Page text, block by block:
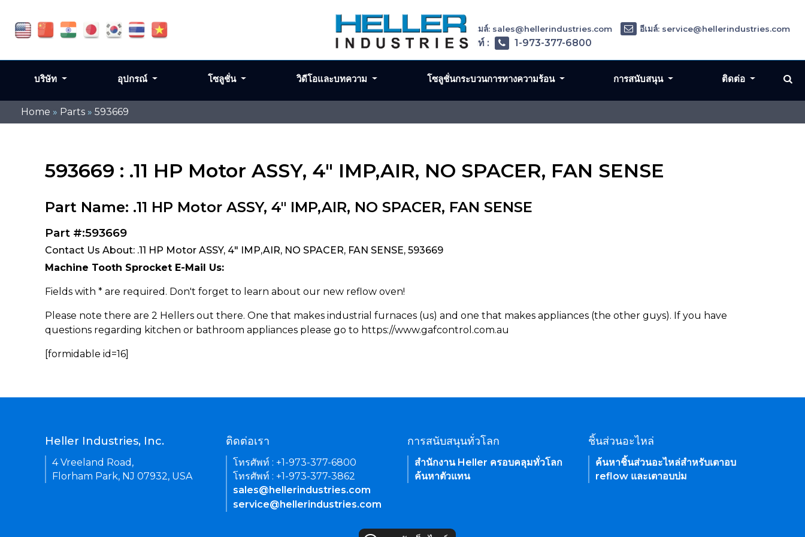
Home » Parts » 593669
593669 : .11 HP Motor ASSY, 4" IMP,AIR, NO SPACER, FAN SENSE
Part Name: .11 HP Motor ASSY, 4" IMP,AIR, NO SPACER, FAN SENSE
Part #:593669
Contact Us About: .11 HP Motor ASSY, 4" IMP,AIR, NO SPACER, FAN SENSE, 593669
Machine Tooth Sprocket E-Mail Us:
Fields with * are required. Don't forget to learn about our new reflow oven!
Please note there are 2 Hellers out there. One that makes industrial furnaces (us) and one that makes appliances (the other guys). If you have
questions regarding kitchen or bathroom appliances please go to https://www.gafcontrol.com.au
[formidable id=16]
อีเมล์: sales@hellerindustries.com อีเมล์: service@hellerindustries.com
โทรศัพท์ : 1-973-377-6800
บริษัท อุปกรณ์ โซลูชั่น วิดีโอและบทความ โซลูชั่นกระบวนการทางความร้อน การสนับสนุน ติดต่อ
Heller Industries, Inc.
4 Vreeland Road,
Florham Park, NJ 07932, USA
ติดต่อเรา
โทรศัพท์ : +1-973-377-6800
โทรศัพท์ : +1-973-377-3862
sales@hellerindustries.com
service@hellerindustries.com
การสนับสนุนทั่วโลก
สำนักงาน Heller ครอบคลุมทั่วโลก
ค้นหาตัวแทน
ชิ้นส่วนอะไหล่
ค้นหาชิ้นส่วนอะไหล่สำหรับเตาอบ
reflow และเตาอบบ่ม